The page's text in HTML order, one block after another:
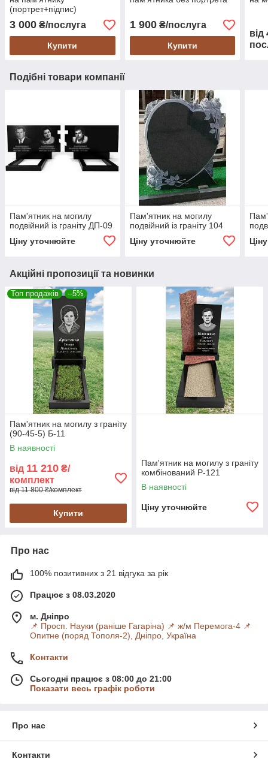
(портрет+підпис)
3 000 ₴/послуга
Купити
1 900₴/послуга
Купити
від
Подібні товари компанії
Пам'ятник на могилу
подвійний із граніту ДП-09
Ціну уточнюйте
Пам'ятник на могилу
подвійний із граніту 104
Ціну уточнюйте
Акційні пропозиції та новинки
Топ продажів –5%
Пам'ятник на могилу з граніту
(90-45-5) Б-11
В наявності
від 11 210 ₴/
комплект
від 11 800 ₴/комплект
Купити
Пам'ятник на могилу з граніту
комбінований Р-121
В наявності
Ціну уточнюйте
Про нас
100% позитивних з 21 відгука за рік
Працює з 08.03.2020
м. Дніпро
📌 Просп. Науки (раніше Гагаріна) 📌 ж/м Перемога-4 📌
Опитне (поряд Тополя-2), Дніпро, Україна
Контакти
Сьогодні працює з 08:00 до 21:00
Показати весь графік роботи
Про нас
Контакти